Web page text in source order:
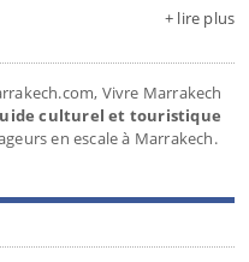
+ lire plus
Vivre Marrakech
culturel et touristique
en escale à Marrakech.